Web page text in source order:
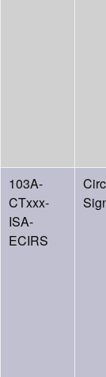
103A-
CTxxx-
ISA-
ECIRS